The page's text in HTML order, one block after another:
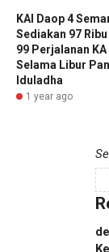
KAI Daop 4
Sediakan 97
99 Perjalanan
Selama Libur
Iduladha
1 year ago